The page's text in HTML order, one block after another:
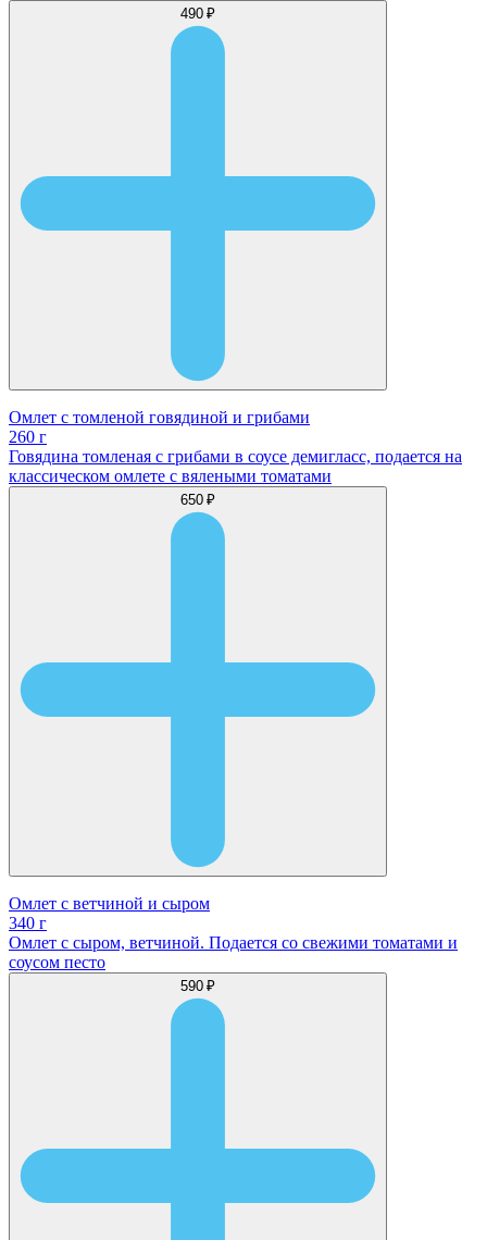
490 ₽
Омлет с томленой говядиной и грибами
260 г
Говядина томленая с грибами в соусе демигласс, подается на
классическом омлете с вялеными томатами
650 ₽
Омлет с ветчиной и сыром
340 г
Омлет с сыром, ветчиной. Подается со свежими томатами и
соусом песто
590 ₽